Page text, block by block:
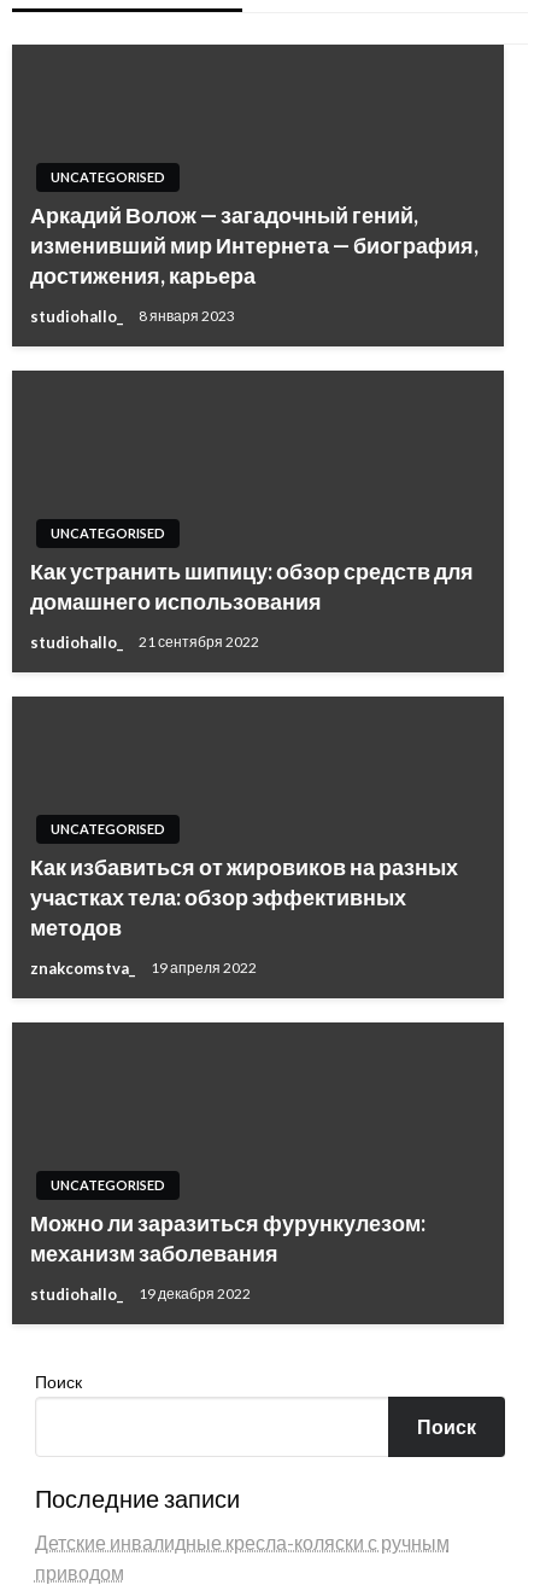
UNCATEGORISED
Аркадий Волож — загадочный гений,
изменивший мир Интернета — биография,
достижения, карьера
studiohallo_ 8 января 2023
UNCATEGORISED
Как устранить шипицу: обзор средств для
домашнего использования
studiohallo_ 21 сентября 2022
UNCATEGORISED
Как избавиться от жировиков на разных
участках тела: обзор эффективных
методов
znakcomstva_ 19 апреля 2022
UNCATEGORISED
Можно ли заразиться фурункулезом:
механизм заболевания
studiohallo_ 19 декабря 2022
Поиск
Поиск
Последние записи
Детские инвалидные кресла-коляски с ручным
приводом